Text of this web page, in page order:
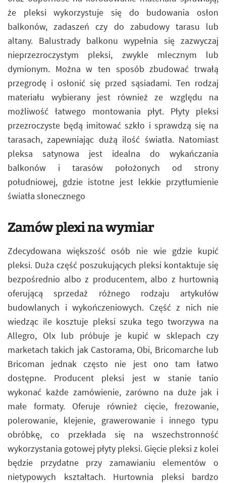
że pleksi wykorzystuje się do budowania osłon
balkonów, zadaszeń czy do zabudowy tarasu lub
altany. Balustrady balkonu wypełnia się zazwyczaj
nieprzezroczystym pleksi, zwykle mlecznym lub
dymionym. Można w ten sposób zbudować trwałą
przegrodę i osłonić się przed sąsiadami. Ten rodzaj
materiału wybierany jest również ze względu na
możliwość łatwego montowania płyt. Płyty pleksi
przezroczyste będą imitować szkło i sprawdzą się na
tarasach, zapewniając dużą ilość światła. Natomiast
pleksa satynowa jest idealna do wykańczania
balkonów i tarasów położonych od strony
południowej, gdzie istotne jest lekkie przytłumienie
światła słonecznego
Zamów plexi na wymiar
Zdecydowana większość osób nie wie gdzie kupić
pleksi. Duża część poszukujących pleksi kontaktuje się
bezpośrednio albo z producentem, albo z hurtownią
oferującą sprzedaż różnego rodzaju artykułów
budowlanych i wykończeniowych. Część z nich nie
wiedząc ile kosztuje pleksi szuka tego tworzywa na
Allegro, Olx lub próbuje je kupić w sklepach czy
marketach takich jak Castorama, Obi, Bricomarche lub
Bricoman jednak często nie jest ono tam łatwo
dostępne. Producent pleksi jest w stanie tanio
wykonać każde zamówienie, zarówno na duże jak i
małe formaty. Oferuje również cięcie, frezowanie,
polerowanie, klejenie, grawerowanie i innego typu
obróbkę, co przekłada się na wszechstronność
wykorzystania gotowej płyty pleksi. Gięcie pleksi z kolei
będzie przydatne przy zamawianiu elementów o
nietypowych kształtach. Hurtownia pleksi bardzo